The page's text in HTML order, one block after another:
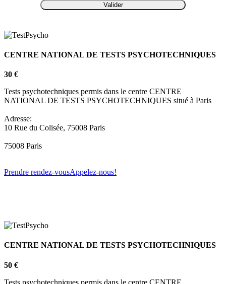
Valider
CENTRE NATIONAL DE TESTS PSYCHOTECHNIQUES
30 €
Tests psychotechniques permis dans le centre CENTRE
NATIONAL DE TESTS PSYCHOTECHNIQUES situé à Paris
Adresse:
10 Rue du Colisée, 75008 Paris
75008 Paris
Prendre rendez-vousAppelez-nous!
CENTRE NATIONAL DE TESTS PSYCHOTECHNIQUES
50 €
Tests psychotechniques permis dans le centre CENTRE